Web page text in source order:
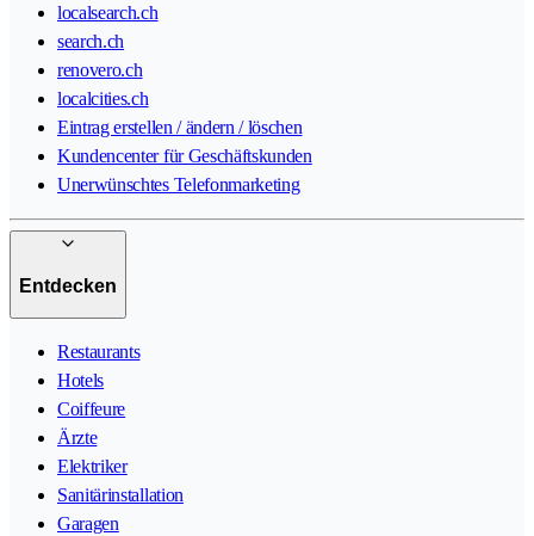
localsearch.ch
search.ch
renovero.ch
localcities.ch
Eintrag erstellen / ändern / löschen
Kundencenter für Geschäftskunden
Unerwünschtes Telefonmarketing
Entdecken
Restaurants
Hotels
Coiffeure
Ärzte
Elektriker
Sanitärinstallation
Garagen